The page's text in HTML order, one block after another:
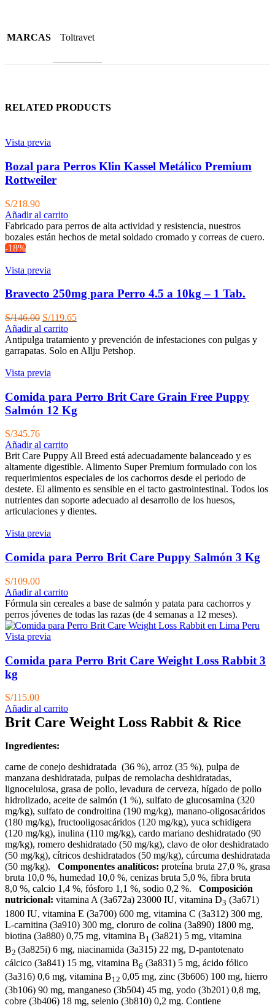
MARCAS Toltravet
RELATED PRODUCTS
Vista previa
Bozal para Perros Klin Kassel Metálico Premium
Rottweiler
S/218.90
Añadir al carrito
Fabricado para perros de alta actividad y resistencia, nuestros
bozales están hechos de metal soldado cromado y correas de cuero.
-18%
Vista previa
Bravecto 250mg para Perro 4.5 a 10kg – 1 Tab.
S/146.00 El
precio
original
era:
S/119.65El
actual
es:
Añadir al carrito
Antipulga tratamiento y prevención de infestaciones con pulgas y
garrapatas. Solo en Allju Petshop.
Vista previa
Comida para Perro Brit Care Grain Free Puppy
Salmón 12 Kg
S/345.76
Añadir al carrito
Brit Care Puppy All Breed está adecuadamente balanceado y es
altamente digestible. Alimento Super Premium formulado con los
requerimientos especiales de los cachorros desde el periodo de
destete. El alimento es sensible en el tacto gastrointestinal. Todos los
nutrientes dan soporte adecuado al desarrollo de los huesos,
articulaciones y dientes.
Vista previa
Comida para Perro Brit Care Puppy Salmón 3 Kg
S/109.00
Añadir al carrito
Fórmula sin cereales a base de salmón y patata para cachorros y
perros jóvenes de todas las razas (de 4 semanas a 12 meses).
Vista previa
Comida para Perro Brit Care Weight Loss Rabbit 3
kg
S/115.00
Añadir al carrito
Brit Care Weight Loss Rabbit & Rice
Ingredientes:
carne de conejo deshidratada (36 %), arroz (35 %), pulpa de
manzana deshidratada, pulpas de remolacha deshidratadas,
lignocelulosa, grasa de pollo, levadura de cerveza, hígado de pollo
hidrolizado, aceite de salmón (1 %), sulfato de glucosamina (320
mg/kg), sulfato de condroitina (190 mg/kg), manano-oligosacáridos
(180 mg/kg), fructooligosacáridos (120 mg/kg), yuca schidigera
(120 mg/kg), inulina (110 mg/kg), cardo mariano deshidratado (90
mg/kg), romero deshidratado (50 mg/kg), clavo de olor deshidratado
(50 mg/kg), cítricos deshidratados (50 mg/kg), cúrcuma deshidratada
(50 mg/kg). Componentes analíticos: proteína bruta 27,0 %, grasa
bruta 10,0 %, humedad 10,0 %, cenizas bruta 5,0 %, fibra bruta
8,0 %, calcio 1,4 %, fósforo 1,1 %, sodio 0,2 %. Composición
nutricional: vitamina A (3a672a) 23000 IU, vitamina D3 (3a671)
1800 IU, vitamina E (3a700) 600 mg, vitamina C (3a312) 300 mg,
L-carnitina (3a910) 300 mg, cloruro de colina (3a890) 1800 mg,
biotina (3a880) 0,75 mg, vitamina B1 (3a821) 5 mg, vitamina
B2 (3a825i) 6 mg, niacinamida (3a315) 22 mg, D-pantotenato
cálcico (3a841) 15 mg, vitamina B6 (3a831) 5 mg, ácido fólico
(3a316) 0,6 mg, vitamina B12 0,05 mg, zinc (3b606) 100 mg, hierro
(3b106) 90 mg, manganeso (3b504) 45 mg, yodo (3b201) 0,8 mg,
cobre (3b406) 18 mg, selenio (3b810) 0,2 mg. Contiene